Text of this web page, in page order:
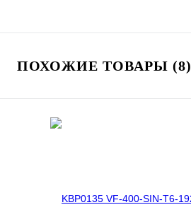
ПОХОЖИЕ ТОВАРЫ (8)